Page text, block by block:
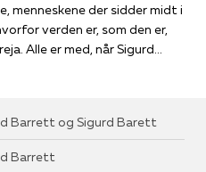
menneskene der sidder midt i
verden er, som den er,
Alle er med, når Sigurd
Barrett og Sigurd Barett
Barrett